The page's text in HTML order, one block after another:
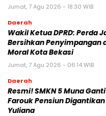
Jumat, 7 Agu 2026 - 18:30 WIB
Daerah
Wakil Ketua DPRD: Perda
Bersihkan Penyimpangan
Moral Kota Bekasi
Jumat, 7 Agu 2026 - 06:14 WIB
Daerah
Resmi! SMKN 5 Muna
Farouk Pensiun
Yuliana